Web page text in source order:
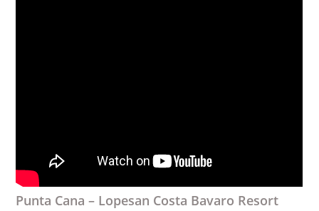
Punta Cana – Lopesan Costa Bavaro Resort